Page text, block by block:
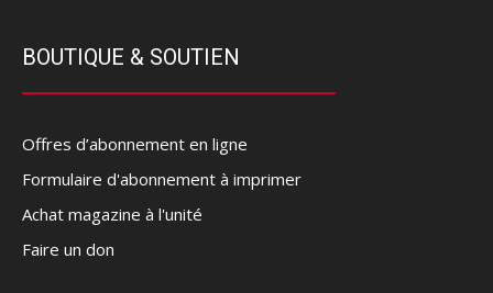
BOUTIQUE & SOUTIEN
Offres d’abonnement en ligne
Formulaire d'abonnement à imprimer
Achat magazine à l'unité
Faire un don